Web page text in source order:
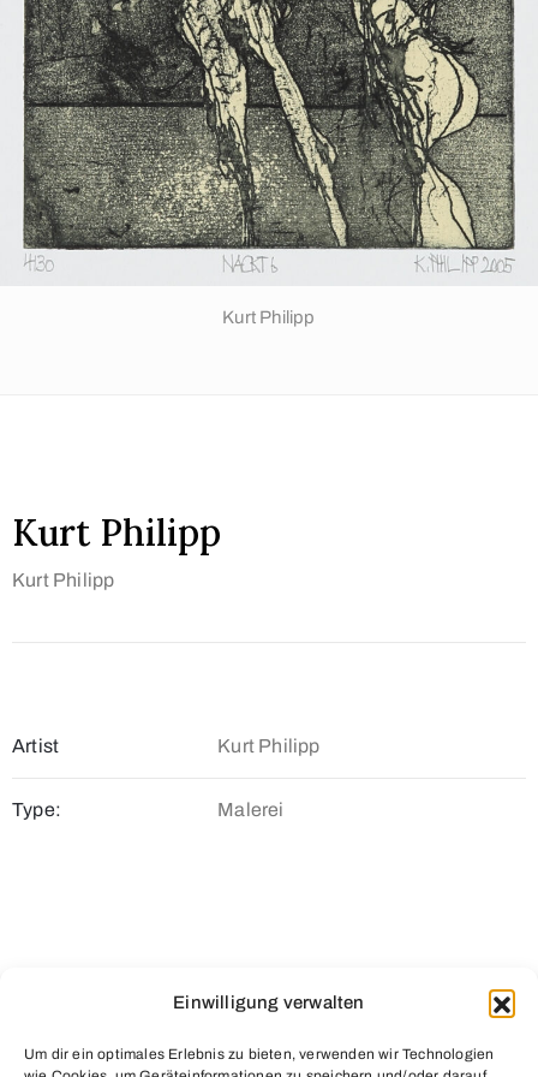
Einwilligung verwalten
Um dir ein optimales Erlebnis zu bieten, verwenden wir Technologien
Kurt Philipp
Kurt Philipp
Kurt Philipp
Artist Kurt Philipp
Type: Malerei